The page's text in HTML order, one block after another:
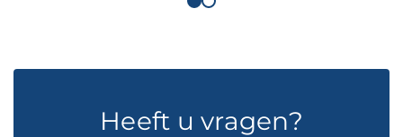
Heeft u vragen?